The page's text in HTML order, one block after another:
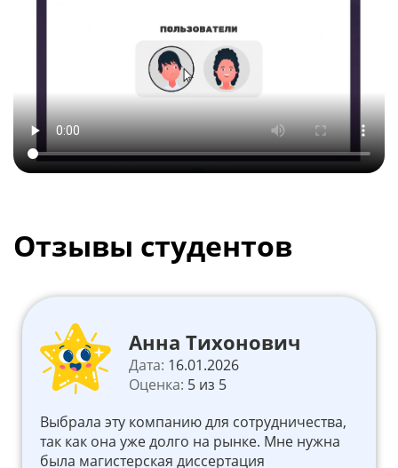
Отзывы студентов
Анна Тихонович
Дата: 16.01.2026
Оценка: 5 из 5
Выбрала эту компанию для сотрудничества,
так как она уже долго на рынке. Мне нужна
была магистерская диссертация